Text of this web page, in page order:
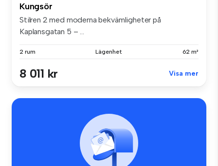
Kungsör
Stilren 2 med moderna bekvämligheter på
Kaplansgatan 5 – ...
2 rum Lägenhet 62 m²
8 011 kr Visa mer